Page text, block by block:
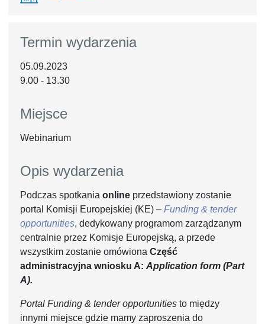
Termin wydarzenia
05.09.2023
9.00 - 13.30
Miejsce
Webinarium
Opis wydarzenia
Podczas spotkania online przedstawiony zostanie
portal Komisji Europejskiej (KE) – Funding & tender
opportunities, dedykowany programom zarządzanym
centralnie przez Komisje Europejską, a przede
wszystkim zostanie omówiona Część
administracyjna wniosku A: Application form (Part
A).
Portal Funding & tender opportunities to między
innymi miejsce gdzie mamy zaproszenia do